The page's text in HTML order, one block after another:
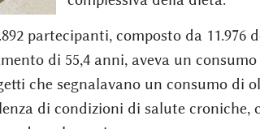
partecipanti, composto da 11.976
di 55,4 anni, aveva un
che segnalavano un consumo di
di condizioni di salute croniche,